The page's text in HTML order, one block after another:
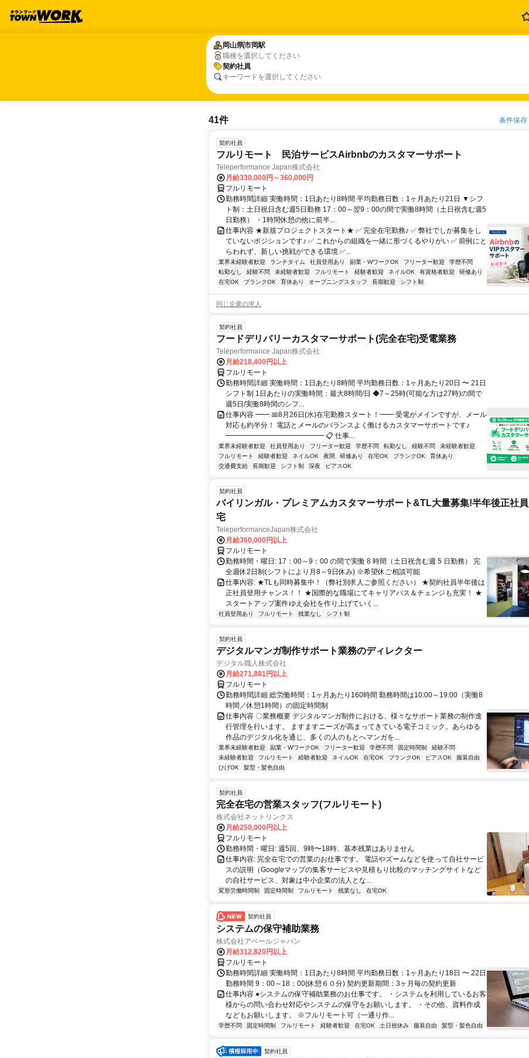
岡山県市岡駅
職種を選択してください
契約社員
キーワードを選択してください
岡山県市岡駅
契約社員
41件 条件保存
契約社員
フルリモート 民泊サービスAirbnbのカスタマーサポート
Teleperformance Japan株式会社
月給330,000円～360,000円
フルリモート
勤務時間詳細 実働時間：1日あたり8時間 平均勤務日数：1ヶ月あたり21日 ▼シフ
ト制：土日祝日含む週5日勤務 17：00～翌9：00の間で実働8時間（土日祝含む週5
日勤務） ・1時間休憩の他に前半...
仕事内容 ★新規プロジェクトスタート★ ✅ 完全在宅勤務♪ ✅ 弊社でしか募集をし
ていないポジションです♪ ✅ これからの組織を一緒に形づくるやりがい ✅ 前例にと
らわれず、新しい挑戦ができる環境 ✅...
業界未経験者歓迎 ランチタイム 社員登用あり 副業・WワークOK フリーター歓迎
学歴不問
転勤なし
経験不問 未経験者歓迎 フルリモート 経験者歓迎 ネイルOK 有資格者歓迎
研修あり
在宅OK
ブランクOK 育休あり オープニングスタッフ 長期歓迎 シフト制
同じ企業の求人
契約社員
フードデリバリーカスタマーサポート(完全在宅)受電業務
Teleperformance Japan株式会社
月給218,400円以上
フルリモート
勤務時間詳細 実働時間：1日あたり8時間 平均勤務日数：1ヶ月あたり20日 〜 21日
シフト制 1日あたりの実働時間：最大8時間/日 ◆7～25時(可能な方は27時)の間で
週5日/実働8時間のシフ...
仕事内容 ━━ 📅8月26日(水)在宅勤務スタート！━━ 受電がメインですが、メール
対応も約半分！ 電話とメールのバランスよく働けるカスタマーサポートです♪
━━━━━━━━━━━━━━ 📋 仕事...
業界未経験者歓迎 社員登用あり フリーター歓迎 学歴不問 転勤なし 経験不問
未経験者歓迎
フルリモート
経験者歓迎 ネイルOK 夜間 研修あり 在宅OK ブランクOK
育休あり
交通費支給
長期歓迎 シフト制 深夜 ピアスOK
契約社員
バイリンガル・プレミアムカスタマーサポート&TL大量募集!半年後正社
宅
TeleperformanceJapan株式会社
月給360,000円以上
フルリモート
勤務時間・曜日: 17：00～9：00 の間で実働 8 時間（土日祝含む週 5 日勤務） 完
全週休2日制(シフトにより月8～9日休み) ※希望休ご相談可能
仕事内容: ★TLも同時募集中！（弊社別求人ご参照ください） ★契約社員半年後は
正社員登用チャンス！！ ★国際的な職場にてキャリアパス＆チェンジも充実！ ★
スタートアップ案件ゆえ会社を作り上げていく...
社員登用あり フルリモート 残業なし シフト制
契約社員
デジタルマンガ制作サポート業務のディレクター
デジタル職人株式会社
月給271,881円以上
フルリモート
勤務時間詳細 総労働時間：1ヶ月あたり160時間 勤務時間は10:00～19:00（実働8
時間／休憩1時間）の固定時間制
仕事内容 〇業務概要 デジタルマンガ制作における、様々なサポート業務の制作進
行管理を行います。 ますますニーズが高まってきている電子コミック。あらゆる
作品のデジタル化を通じ、多くの人のもとへマンガを...
業界未経験者歓迎 副業・WワークOK フリーター歓迎 学歴不問 固定時間制
経験不問
未経験者歓迎
フルリモート 経験者歓迎 ネイルOK 在宅OK ブランクOK ピアスOK
服装自由
ひげOK
髪型・髪色自由
契約社員
完全在宅の営業スタッフ(フルリモート)
株式会社ネットリンクス
月給250,000円以上
フルリモート
勤務時間・曜日: 週5回、9時〜18時、基本残業はありません
仕事内容: 完全在宅での営業のお仕事です。 電話やズームなどを使って自社サービ
スの説明（Googleマップの集客サービスや見積もり比較のマッチングサイトなど
の自社サービス、対象は中小企業の法人とな...
変形労働時間制 固定時間制 フルリモート 残業なし 在宅OK
契約社員
システムの保守補助業務
株式会社アベールジャパン
月給312,820円以上
フルリモート
勤務時間詳細 実働時間：1日あたり8時間 平均勤務日数：1ヶ月あたり18日 〜 22日
勤務時間 9：00～18：00(休憩６０分) 契約更新期間：3ヶ月毎の契約更新
仕事内容 ●システムの保守補助業務のお仕事です。 ・システムを利用しているお客
様からの問い合わせ対応やシステムの保守をお願いします。 ・その他、資料作成
などもお願いします。 ※フルリモート可（一通り作...
学歴不問 固定時間制 フルリモート 経験者歓迎 在宅OK 土日祝休み 服装自由 髪型・髪色自由
契約社員